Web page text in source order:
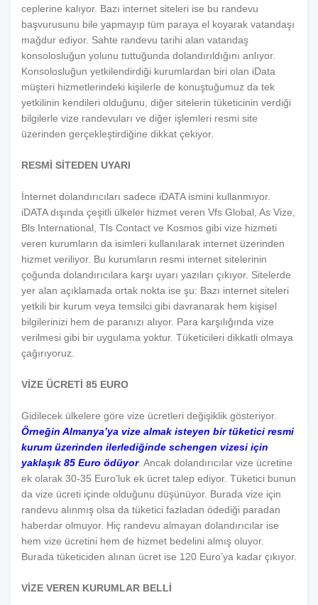
ceplerine kalıyor. Bazı internet siteleri ise bu randevu
başvurusunu bile yapmayıp tüm paraya el koyarak vatandaşı
mağdur ediyor. Sahte randevu tarihi alan vatandaş
konsolosluğun yolunu tuttuğunda dolandırıldığını anlıyor.
Konsolosluğun yetkilendirdiği kurumlardan biri olan iData
müşteri hizmetlerindeki kişilerle de konuştuğumuz da tek
yetkilinin kendileri olduğunu, diğer sitelerin tüketicinin verdiği
bilgilerle vize randevuları ve diğer işlemleri resmi site
üzerinden gerçekleştirdiğine dikkat çekiyor.
RESMİ SİTEDEN UYARI
İnternet dolandırıcıları sadece iDATA ismini kullanmıyor.
iDATA dışında çeşitli ülkeler hizmet veren Vfs Global, As Vize,
Bls International, Tls Contact ve Kosmos gibi vize hizmeti
veren kurumların da isimleri kullanılarak internet üzerinden
hizmet veriliyor. Bu kurumların resmi internet sitelerinin
çoğunda dolandırıcılara karşı uyarı yazıları çıkıyor. Sitelerde
yer alan açıklamada ortak nokta ise şu: Bazı internet siteleri
yetkili bir kurum veya temsilci gibi davranarak hem kişisel
bilgilerinizi hem de paranızı alıyor. Para karşılığında vize
verilmesi gibi bir uygulama yoktur. Tüketicileri dikkatli olmaya
çağırıyoruz.
VİZE ÜCRETİ 85 EURO
Gidilecek ülkelere göre vize ücretleri değişiklik gösteriyor.
Örneğin Almanya’ya vize almak isteyen bir tüketici resmi
kurum üzerinden ilerlediğinde schengen vizesi için
yaklaşık 85 Euro ödüyor. Ancak dolandırıcılar vize ücretine
ek olarak 30-35 Euro’luk ek ücret talep ediyor. Tüketici bunun
da vize ücreti içinde olduğunu düşünüyor. Burada vize için
randevu alınmış olsa da tüketici fazladan ödediği paradan
haberdar olmuyor. Hiç randevu almayan dolandırıcılar ise
hem vize ücretini hem de hizmet bedelini almış oluyor.
Burada tüketiciden alınan ücret ise 120 Euro’ya kadar çıkıyor.
VİZE VEREN KURUMLAR BELLİ